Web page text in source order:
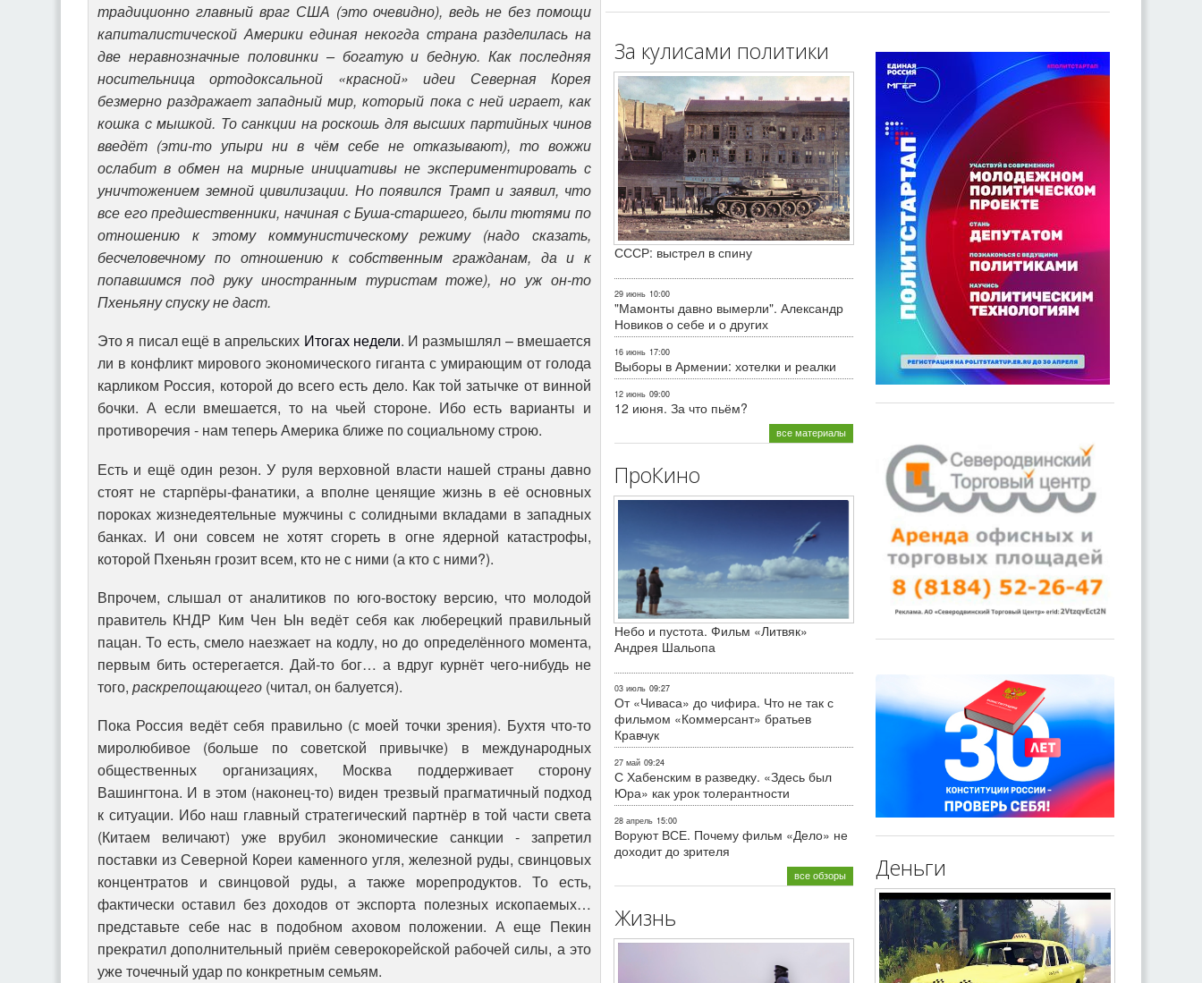
традиционно главный враг США (это очевидно), ведь не без помощи
капиталистической Америки единая некогда страна разделилась на
две неравнозначные половинки – богатую и бедную. Как последняя
носительница ортодоксальной «красной» идеи Северная Корея
безмерно раздражает западный мир, который пока с ней играет, как
кошка с мышкой. То санкции на роскошь для высших партийных чинов
введёт (эти-то упыри ни в чём себе не отказывают), то вожжи
ослабит в обмен на мирные инициативы не экспериментировать с
уничтожением земной цивилизации. Но появился Трамп и заявил, что
все его предшественники, начиная с Буша-старшего, были тютями по
отношению к этому коммунистическому режиму (надо сказать,
бесчеловечному по отношению к собственным гражданам, да и к
попавшимся под руку иностранным туристам тоже), но уж он-то
Пхеньяну спуску не даст.
Это я писал ещё в апрельских Итогах недели. И размышлял – вмешается
ли в конфликт мирового экономического гиганта с умирающим от голода
карликом Россия, которой до всего есть дело. Как той затычке от винной
бочки. А если вмешается, то на чьей стороне. Ибо есть варианты и
противоречия - нам теперь Америка ближе по социальному строю.
Есть и ещё один резон. У руля верховной власти нашей страны давно
стоят не старпёры-фанатики, а вполне ценящие жизнь в её основных
пороках жизнедеятельные мужчины с солидными вкладами в западных
банках. И они совсем не хотят сгореть в огне ядерной катастрофы,
которой Пхеньян грозит всем, кто не с ними (а кто с ними?).
Впрочем, слышал от аналитиков по юго-востоку версию, что молодой
правитель КНДР Ким Чен Ын ведёт себя как люберецкий правильный
пацан. То есть, смело наезжает на кодлу, но до определённого момента,
первым бить остерегается. Дай-то бог… а вдруг курнёт чего-нибудь не
того, раскрепощающего (читал, он балуется).
Пока Россия ведёт себя правильно (с моей точки зрения). Бухтя что-то
миролюбивое (больше по советской привычке) в международных
общественных организациях, Москва поддерживает сторону
Вашингтона. И в этом (наконец-то) виден трезвый прагматичный подход
к ситуации. Ибо наш главный стратегический партнёр в той части света
(Китаем величают) уже врубил экономические санкции - запретил
поставки из Северной Кореи каменного угля, железной руды, свинцовых
концентратов и свинцовой руды, а также морепродуктов. То есть,
фактически оставил без доходов от экспорта полезных ископаемых…
представьте себе нас в подобном аховом положении. А еще Пекин
прекратил дополнительный приём северокорейской рабочей силы, а это
уже точечный удар по конкретным семьям.
За кулисами политики
СССР: выстрел в спину
29 июнь 10:00
"Мамонты давно вымерли". Александр
Новиков о себе и о других
16 июнь 17:00
Выборы в Армении: хотелки и реалки
12 июнь 09:00
12 июня. За что пьём?
все материалы
ПроКино
Небо и пустота. Фильм «Литвяк»
Андрея Шальопа
03 июль 09:27
От «Чиваса» до чифира. Что не так с
фильмом «Коммерсант» братьев
Кравчук
27 май 09:24
С Хабенским в разведку. «Здесь был
Юра» как урок толерантности
28 апрель 15:00
Воруют ВСЕ. Почему фильм «Дело» не
доходит до зрителя
все обзоры
Жизнь
Деньги